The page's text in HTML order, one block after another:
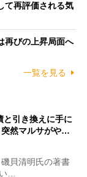
て再評価される気
再びの上昇局面へ
一覧を見る
と引き換えに手に
突然マルサがや…
貝清明氏の著書
…